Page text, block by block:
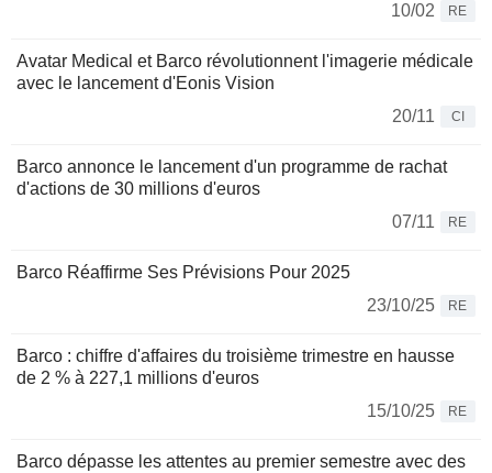
10/02
RE
Avatar Medical et Barco révolutionnent l'imagerie médicale
avec le lancement d'Eonis Vision
20/11
CI
Barco annonce le lancement d'un programme de rachat
d'actions de 30 millions d'euros
07/11
RE
Barco Réaffirme Ses Prévisions Pour 2025
23/10/25
RE
Barco : chiffre d'affaires du troisième trimestre en hausse
de 2 % à 227,1 millions d'euros
15/10/25
RE
Barco dépasse les attentes au premier semestre avec des